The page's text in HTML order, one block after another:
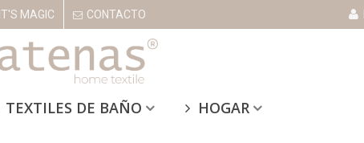
IT'S MAGIC CONTACTO
TEXTILES DE BAÑO
HOGAR